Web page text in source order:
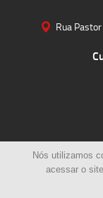
Rua
© 2023 | Amplitude
Nós utilizamos
acessar o